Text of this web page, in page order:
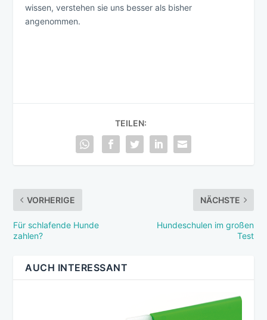
wissen, verstehen sie uns besser als bisher
angenommen.
TEILEN:
VORHERIGE
Für schlafende Hunde
zahlen?
NÄCHSTE
Hundeschulen im großen
Test
AUCH INTERESSANT